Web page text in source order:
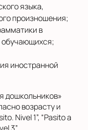
языка,
произношения;
в
обучающихся;
иностранной
дошкольников»
возрасту и
Nivel 1”, “Pasito a